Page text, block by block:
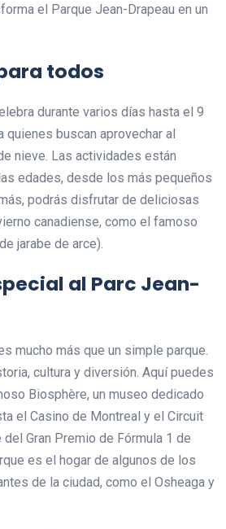
el Parque Jean-Drapeau en un
todos
durante varios días hasta el 9
quienes buscan aprovechar al
nieve. Las actividades están
edades, desde los más pequeños
podrás disfrutar de deliciosas
canadiense, como el famoso
jarabe de arce).
al Parc Jean-
mucho más que un simple parque.
cultura y diversión. Aquí puedes
Biosphère, un museo dedicado
el Casino de Montreal y el Circuit
Gran Premio de Fórmula 1 de
es el hogar de algunos de los
de la ciudad, como el Osheaga y